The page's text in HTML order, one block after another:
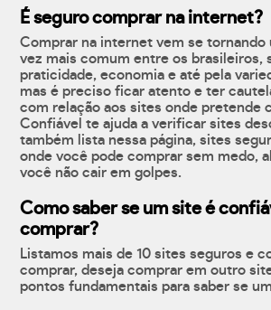
É seguro comprar na internet?
Comprar na internet vem se tornando
vez mais comum entre os brasileiros,
praticidade, economia e até pela
mas é preciso ficar atento e ter
com relação aos sites onde pretende
Confiável te ajuda a verificar sites
também lista nessa página, sites
onde você pode comprar sem medo,
você não cair em golpes.
Como saber se um site é
comprar?
Listamos mais de 10 sites seguros e
comprar, deseja comprar em outro
pontos fundamentais para saber se